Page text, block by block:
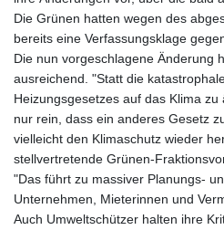
Die Grünen hatten wegen des
bereits eine Verfassungsklage
Die nun vorgeschlagene Änderung
ausreichend. "Statt die
Heizungsgesetzes auf das Klima
nur rein, dass ein anderes Gesetz
vielleicht den Klimaschutz wieder
stellvertretende Grünen-
"Das führt zu massiver Planungs-
Unternehmen, Mieterinnen und
Auch Umweltschützer halten ihre